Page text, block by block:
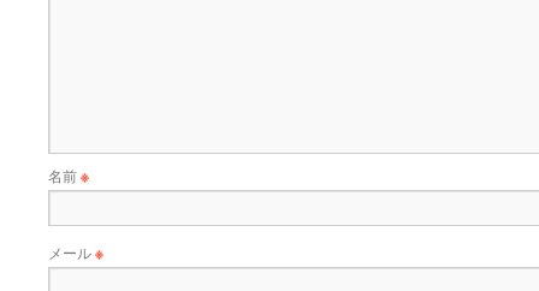
名前※
メール※